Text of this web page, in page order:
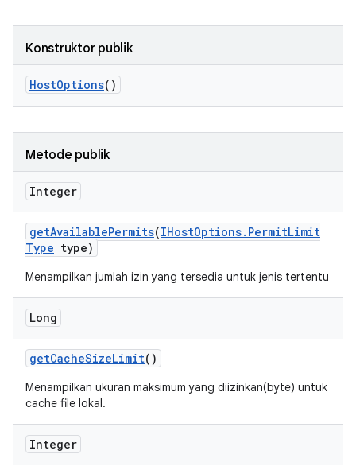
Konstruktor publik
HostOptions()
Metode publik
Integer
getAvailablePermits(IHostOptions. PermitLimit
Type type)
Menampilkan jumlah izin yang tersedia untuk jenis tertentu
Long
getCacheSizeLimit()
Menampilkan ukuran maksimum yang diizinkan(byte) untuk
cache file lokal.
Integer